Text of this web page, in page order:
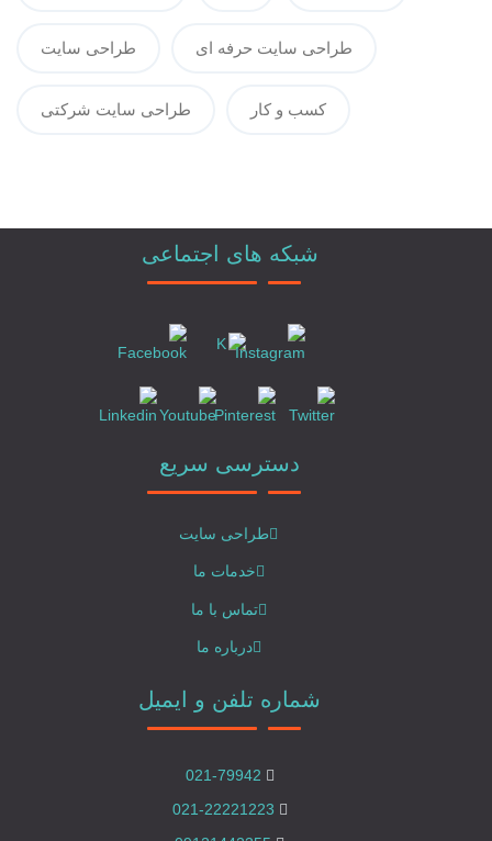
طراحی سایت طراحی سایت حرفه ای
طراحی سایت شرکتی کسب و کار
شبکه های اجتماعی
دسترسی سریع
طراحی سایت
خدمات ما
تماس با ما
درباره ما
شماره تلفن و ایمیل
021-79942
021-22221223